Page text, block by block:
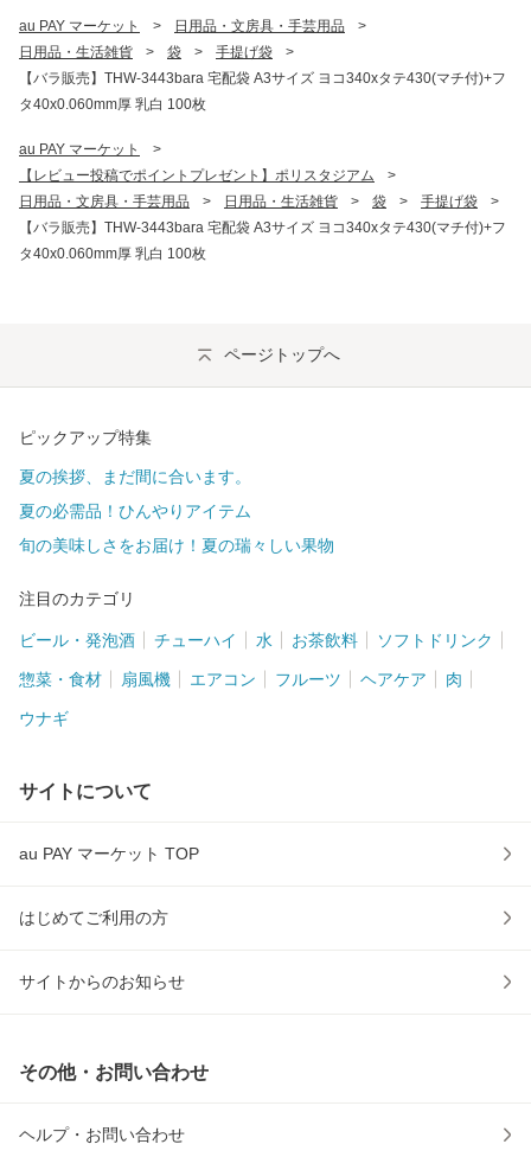
au PAY マーケット > 日用品・文房具・手芸用品
>
日用品・生活雑貨
> 袋 > 手提げ袋
>
【バラ販売】THW-3443bara 宅配袋 A3サイズ ヨコ340xタテ430(マチ付)+フ
タ40x0.060mm厚 乳白 100枚
au PAY マーケット
>
【レビュー投稿でポイントプレゼント】ポリスタジアム
>
日用品・文房具・手芸用品
> 日用品・生活雑貨 > 袋 > 手提げ袋
>
【バラ販売】THW-3443bara 宅配袋 A3サイズ ヨコ340xタテ430(マチ付)+フ
タ40x0.060mm厚 乳白 100枚
ページトップへ
ピックアップ特集
夏の挨拶、まだ間に合います。
夏の必需品！ひんやりアイテム
旬の美味しさをお届け！夏の瑞々しい果物
注目のカテゴリ
ビール・発泡酒 チューハイ 水 お茶飲料 ソフトドリンク
惣菜・食材 扇風機 エアコン フルーツ ヘアケア 肉
ウナギ
サイトについて
au PAY マーケット TOP
はじめてご利用の方
サイトからのお知らせ
その他・お問い合わせ
ヘルプ・お問い合わせ